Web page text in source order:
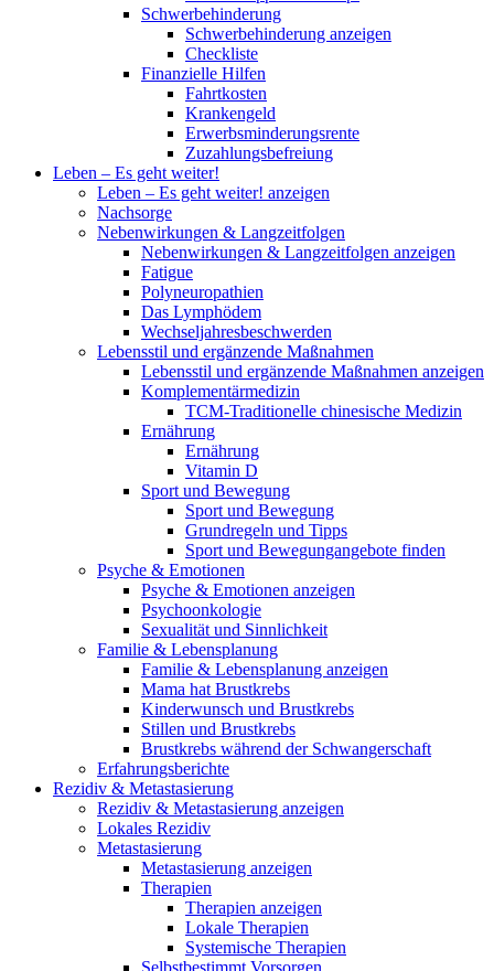
Schwerbehinderung
Schwerbehinderung anzeigen
Checkliste
Finanzielle Hilfen
Fahrtkosten
Krankengeld
Erwerbsminderungsrente
Zuzahlungsbefreiung
Leben – Es geht weiter!
Leben – Es geht weiter! anzeigen
Nachsorge
Nebenwirkungen & Langzeitfolgen
Nebenwirkungen & Langzeitfolgen anzeigen
Fatigue
Polyneuropathien
Das Lymphödem
Wechseljahresbeschwerden
Lebensstil und ergänzende Maßnahmen
Lebensstil und ergänzende Maßnahmen anzeigen
Komplementärmedizin
TCM-Traditionelle chinesische Medizin
Ernährung
Ernährung
Vitamin D
Sport und Bewegung
Sport und Bewegung
Grundregeln und Tipps
Sport und Bewegungangebote finden
Psyche & Emotionen
Psyche & Emotionen anzeigen
Psychoonkologie
Sexualität und Sinnlichkeit
Familie & Lebensplanung
Familie & Lebensplanung anzeigen
Mama hat Brustkrebs
Kinderwunsch und Brustkrebs
Stillen und Brustkrebs
Brustkrebs während der Schwangerschaft
Erfahrungsberichte
Rezidiv & Metastasierung
Rezidiv & Metastasierung anzeigen
Lokales Rezidiv
Metastasierung
Metastasierung anzeigen
Therapien
Therapien anzeigen
Lokale Therapien
Systemische Therapien
Selbstbestimmt Vorsorgen